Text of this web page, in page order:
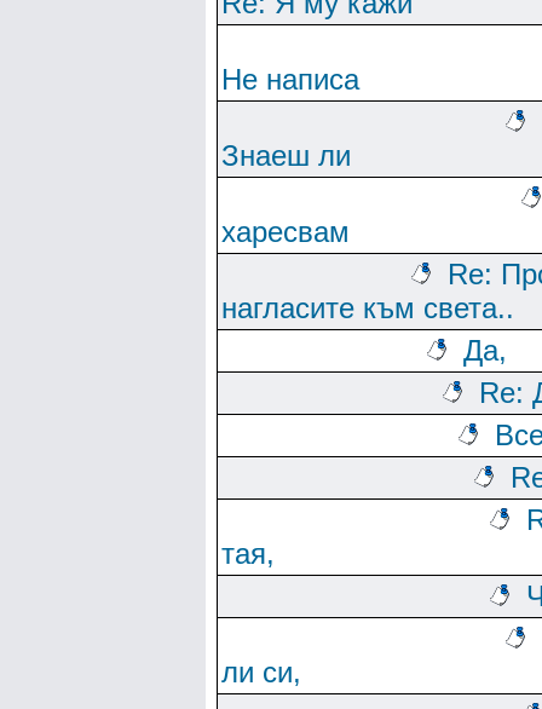
Не написа
Знаеш ли
харесвам
Re:
нагласите към света..
Да,
Re:
тая,
ли си,